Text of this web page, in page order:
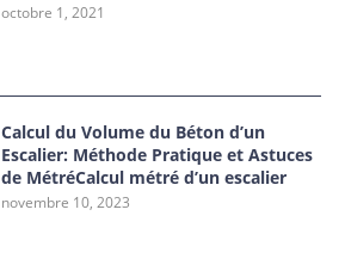
octobre 1, 2021
Calcul du Volume du Béton d’un
Escalier: Méthode Pratique et Astuces
de MétréCalcul métré d’un escalier
novembre 10, 2023